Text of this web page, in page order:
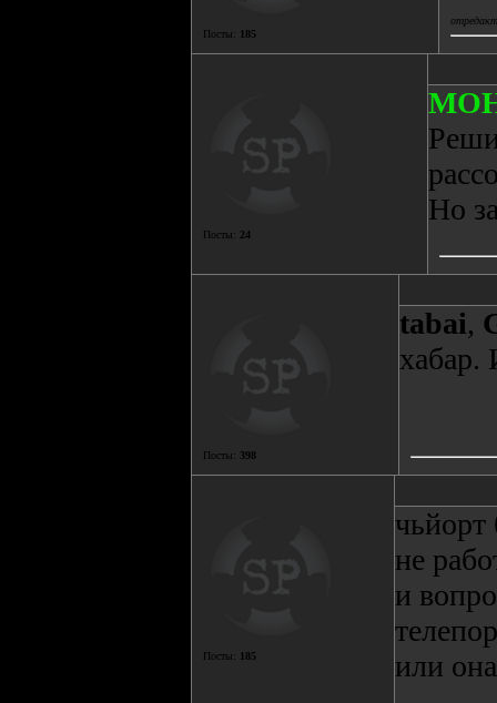
Посты: 185
Посты: 24
Но
Посты: 398
tabai,
хабар.
Посты: 185
чьйорт
не
и
или